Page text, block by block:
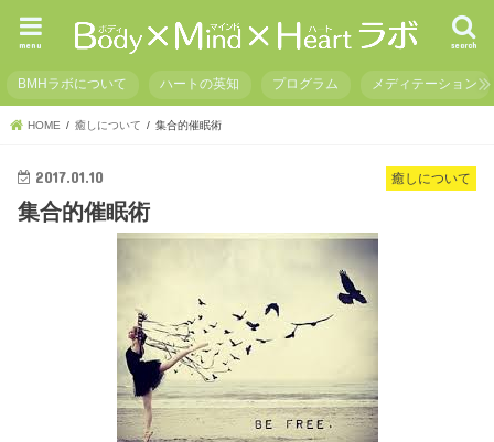
search
menu
BMHラボについて ハートの英知 プログラム メディテーション
HOME 癒しについて 集合的催眠術
癒しについて
2017.01.10
集合的催眠術